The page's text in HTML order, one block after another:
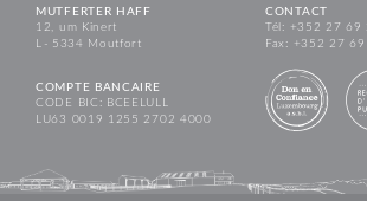
MUTFERTER HAFF
12, um Kinert
L - 5334 Moutfort
CONTACT
Tél: +352 27 69
Fax: +352 27
COMPTE BANCAIRE
CODE BIC: BCEELULL
LU63 0019 1255 2702 4000